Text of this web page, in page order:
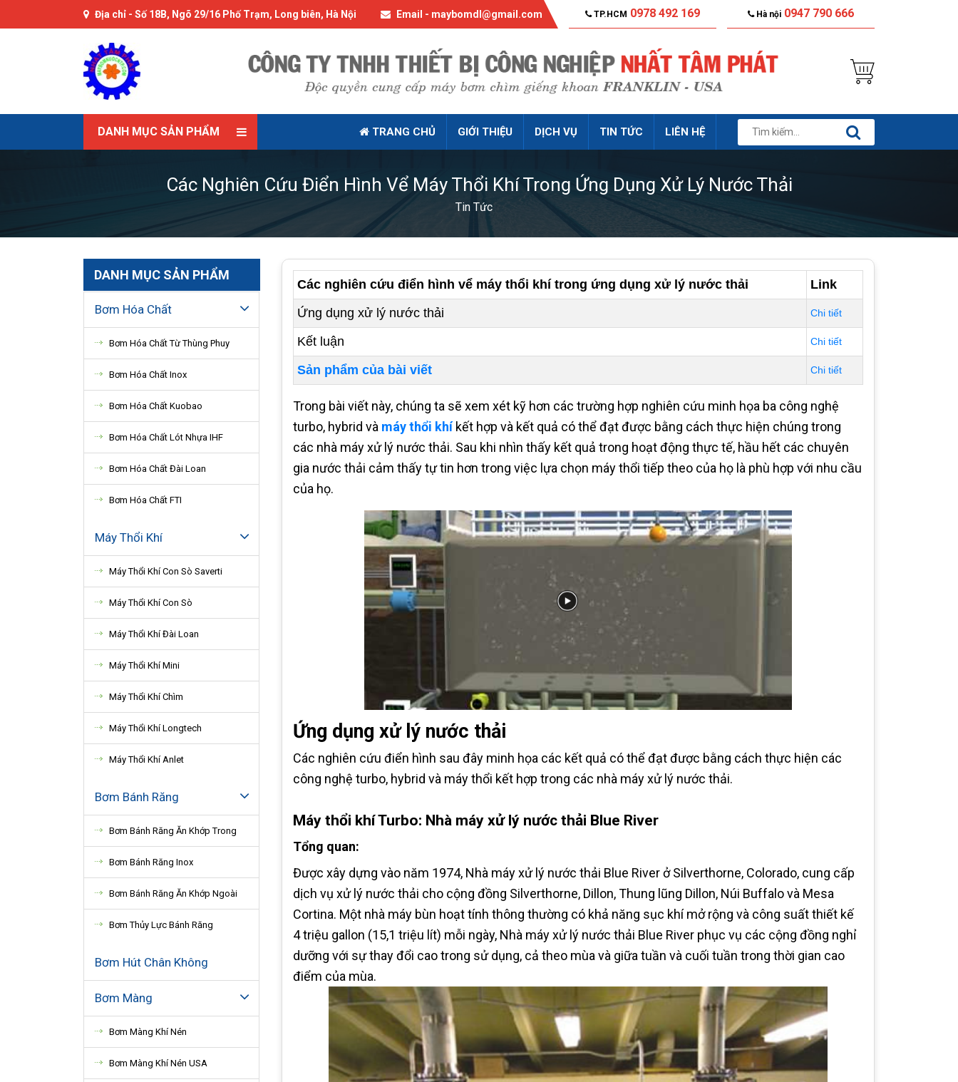
Địa chỉ - Số 18B, Ngõ 29/16 Phố Trạm, Long biên, Hà Nội Email - maybomdl@gmail.com TP.HCM 0978 492 169 Hà nội 0947 790 666
DANH MỤC SẢN PHẨM TRANG CHỦ GIỚI THIỆU DỊCH VỤ TIN TỨC LIÊN HỆ
Các Nghiên Cứu Điển Hình Vể Máy Thổi Khí Trong Ứng Dụng Xử Lý Nước Thải
Tin Tức
DANH MỤC SẢN PHẨM
Bơm Hóa Chất
Bơm Hóa Chất Từ Thùng Phuy
Bơm Hóa Chất Inox
Bơm Hóa Chất Kuobao
Bơm Hóa Chất Lót Nhựa IHF
Bơm Hóa Chất Đài Loan
Bơm Hóa Chất FTI
Máy Thổi Khí
Máy Thổi Khí Con Sò Saverti
Máy Thổi Khí Con Sò
Máy Thổi Khí Đài Loan
Máy Thổi Khí Mini
Máy Thổi Khí Chìm
Máy Thổi Khí Longtech
Máy Thổi Khí Anlet
Bơm Bánh Răng
Bơm Bánh Răng Ăn Khớp Trong
Bơm Bánh Răng Inox
Bơm Bánh Răng Ăn Khớp Ngoài
Bơm Thủy Lực Bánh Răng
Bơm Hút Chân Không
Bơm Màng
Bơm Màng Khí Nén
Bơm Màng Khí Nén USA
Các nghiên cứu điển hình vể máy thổi khí trong ứng dụng xử lý nước thải
Link
Ứng dụng xử lý nước thải
Chi tiết
Kết luận Chi tiết
Sản phẩm của bài viết Chi tiết
Trong bài viết này, chúng ta sẽ xem xét kỹ hơn các trường hợp nghiên cứu minh họa ba công nghệ
turbo, hybrid và máy thổi khíkết hợp và kết quả có thể đạt được bằng cách thực hiện chúng trong
các nhà máy xử lý nước thải. Sau khi nhìn thấy kết quả trong hoạt động thực tế, hầu hết các chuyên
gia nước thải cảm thấy tự tin hơn trong việc lựa chọn máy thổi tiếp theo của họ là phù hợp với nhu cầu
của họ.
Ứng dụng xử lý nước thải
Các nghiên cứu điển hình sau đây minh họa các kết quả có thể đạt được bằng cách thực hiện các
công nghệ turbo, hybrid và máy thổi kết hợp trong các nhà máy xử lý nước thải.
Máy thổi khí Turbo: Nhà máy xử lý nước thải Blue River
Tổng quan:
Được xây dựng vào năm 1974, Nhà máy xử lý nước thải Blue River ở Silverthorne, Colorado, cung cấp
dịch vụ xử lý nước thải cho cộng đồng Silverthorne, Dillon, Thung lũng Dillon, Núi Buffalo và Mesa
Cortina. Một nhà máy bùn hoạt tính thông thường có khả năng sục khí mở rộng và công suất thiết kế
4 triệu gallon (15,1 triệu lít) mỗi ngày, Nhà máy xử lý nước thải Blue River phục vụ các cộng đồng nghỉ
dưỡng với sự thay đổi cao trong sử dụng, cả theo mùa và giữa tuần và cuối tuần trong thời gian cao
điểm của mùa.